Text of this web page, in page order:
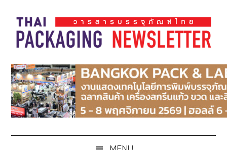
main
content
secondary
menu
primary
sidebar
footer
Thai
Pack
Magazine
Pack
Magazine